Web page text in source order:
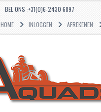
BEL ONS :+31(0)6-2430 6897
HOME
INLOGGEN AFREKENEN